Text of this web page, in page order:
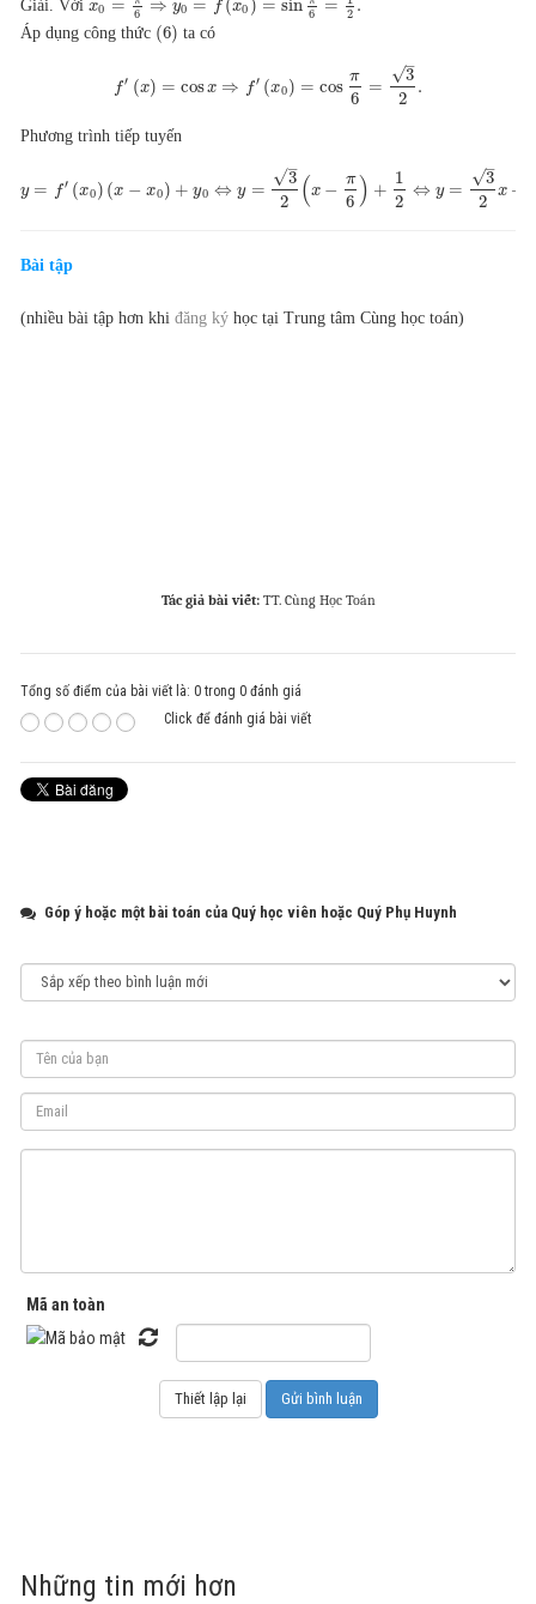
Giải. Với x0 = 6 ⇒ y0 = f (x0 ) = sin 6 =
2 .
Áp dụng công thức (6) ta có
f′ (x) = cosx ⇒ f ′ (x0) = cos
π
6
=
3
–
√
2
.
Phương trình tiếp tuyến
y = f ′ (x0) (x − x0 ) + y0 ⇔ y =
3
–
√
2
(x −
π
6 ) +
1
2
⇔ y =
3
–
√
2
x +
Bài tập
(nhiều bài tập hơn khi đăng ký học tại Trung tâm Cùng học toán)
Tác giả bài viết: TT. Cùng Học Toán
Tổng số điểm của bài viết là: 0 trong 0 đánh giá
Click để đánh giá bài viết
Góp ý hoặc một bài toán của Quý học viên hoặc Quý Phụ Huynh
Mã an toàn
Những tin mới hơn